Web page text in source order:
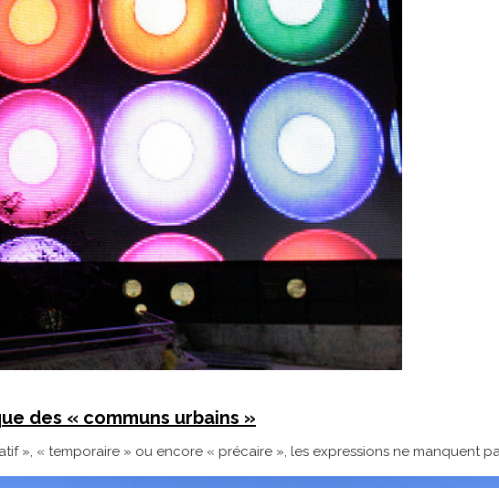
des « communs urbains »
», « temporaire » ou encore « précaire », les expressions ne manquent